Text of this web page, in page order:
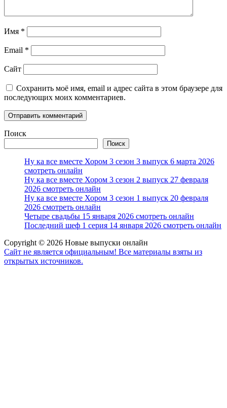
Имя *
Email *
Сайт
Сохранить моё имя, email и адрес сайта в этом браузере для
последующих моих комментариев.
Поиск
Поиск
Ну ка все вместе Хором 3 сезон 3 выпуск 6 марта 2026
смотреть онлайн
Ну ка все вместе Хором 3 сезон 2 выпуск 27 февраля
2026 смотреть онлайн
Ну ка все вместе Хором 3 сезон 1 выпуск 20 февраля
2026 смотреть онлайн
Четыре свадьбы 15 января 2026 смотреть онлайн
Последний шеф 1 серия 14 января 2026 смотреть онлайн
Copyright © 2026 Новые выпуски онлайн
Сайт не является официальным! Все материалы взяты из
открытых источников.